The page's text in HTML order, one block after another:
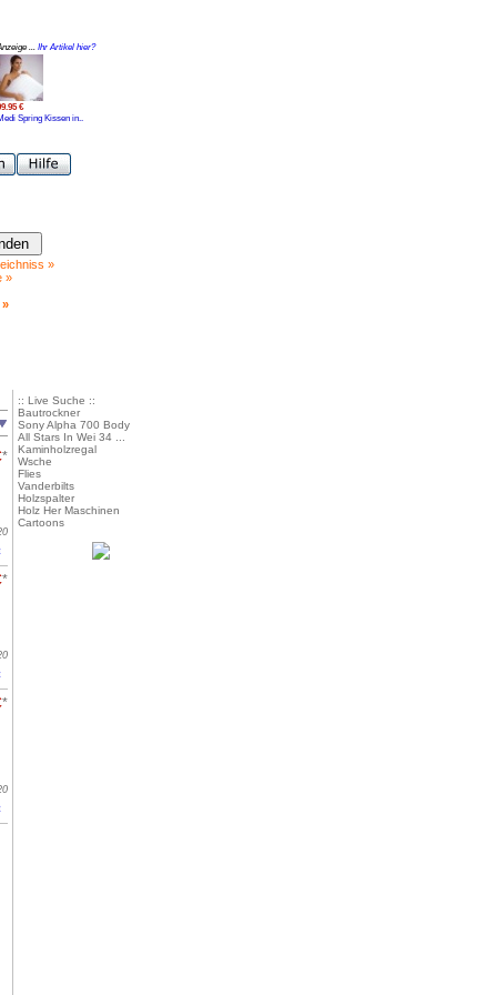
... Ihr Artikel hier?
€
Spring Kissen in..
»
»
»
*
*
*
:: Live Suche ::
Bautrockner
Sony Alpha 700 Body
All Stars In Wei 34 ...
Kaminholzregal
Wsche
Flies
Vanderbilts
Holzspalter
Holz Her Maschinen
Cartoons